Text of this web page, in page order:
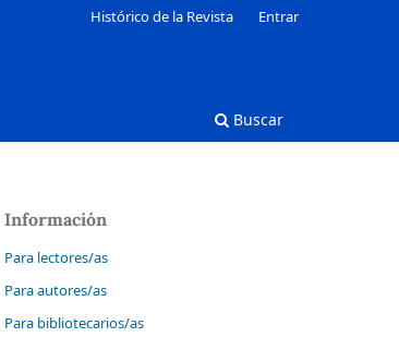
Buscar
Histórico de la Revista Entrar
Información
Para lectores/as
Para autores/as
Para bibliotecarios/as